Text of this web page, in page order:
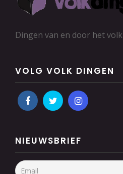
Dingen van en door het volk
VOLG VOLK DINGEN
NIEUWSBRIEF